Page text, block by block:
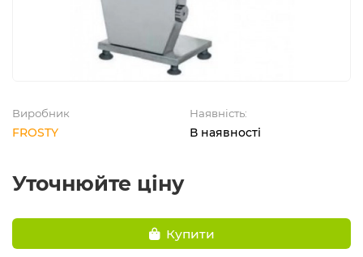
Виробник
FROSTY
Наявність:
В наявності
Уточнюйте ціну
Купити